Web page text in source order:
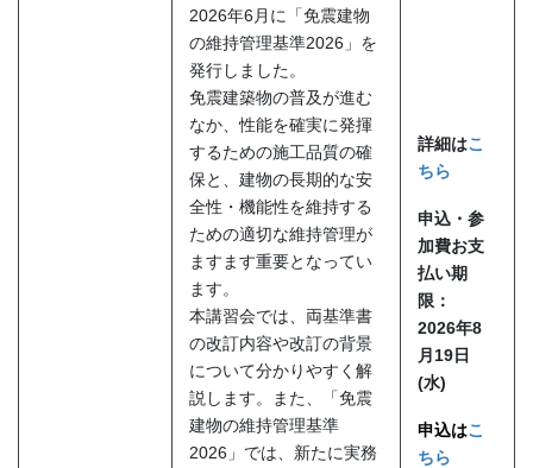
2026年6月に「免震建物
の維持管理基準2026」を
発行しました。
免震建築物の普及が進む
なか、性能を確実に発揮
するための施工品質の確
保と、建物の長期的な安
全性・機能性を維持する
ための適切な維持管理が
ますます重要となってい
ます。
本講習会では、両基準書
の改訂内容や改訂の背景
について分かりやすく解
説します。また、「免震
建物の維持管理基準
2026」では、新たに実務
詳細はこ
ちら
申込・参
加費お支
払い期
限：
2026年8
月19日
(水)
申込はこ
ちら